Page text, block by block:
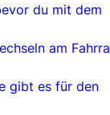
du mit dem
am
gibt es für den